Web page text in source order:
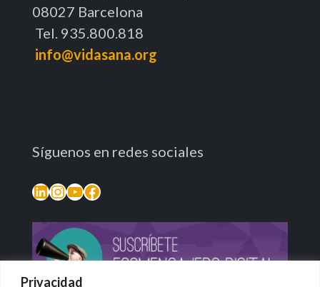
Privacidad
08027 Barcelona
Tel. 935.800.818
info@vidasana.org
Síguenos en redes sociales
LinkedIn
Instagram
YouTube
Facebook